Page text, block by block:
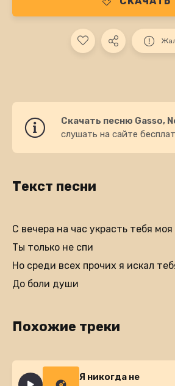
Скачать песню Gasso,
слушать на сайте
Текст песни
С вечера на час украсть тебя моя
Ты только не спи
Но среди всех прочих я искал
До боли души
Похожие треки
Я никогда не